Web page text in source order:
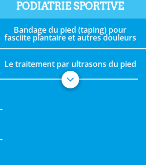
PODIATRIE SPORTIVE
Bandage du pied (taping) pour
fasciite plantaire et autres douleurs
Le traitement par ultrasons du pied